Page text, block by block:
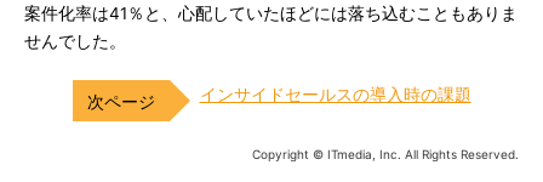
案件化率は41％と、心配していたほどには落ち込むこともありま
せんでした。
インサイドセールスの導入時の課題
Copyright © ITmedia, Inc. All Rights Reserved.